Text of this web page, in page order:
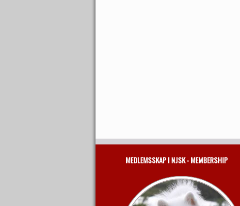
MEDLEMSSKAP I NJSK - MEMBERSHIP